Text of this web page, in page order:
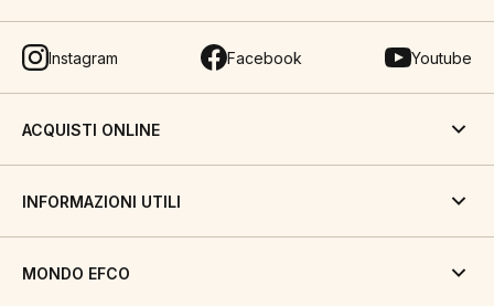
Instagram Facebook Youtube
ACQUISTI ONLINE
INFORMAZIONI UTILI
MONDO EFCO